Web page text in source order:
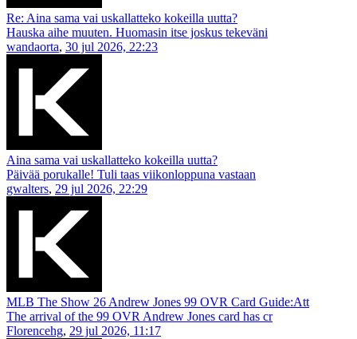
Re: Aina sama vai uskallatteko kokeilla uutta?
Hauska aihe muuten. Huomasin itse joskus tekeväni
wandaorta, 30 jul 2026, 22:23
Aina sama vai uskallatteko kokeilla uutta?
Päivää porukalle! Tuli taas viikonloppuna vastaan
gwalters, 29 jul 2026, 22:29
MLB The Show 26 Andrew Jones 99 OVR Card Guide:Att
The arrival of the 99 OVR Andrew Jones card has cr
Florencehg, 29 jul 2026, 11:17